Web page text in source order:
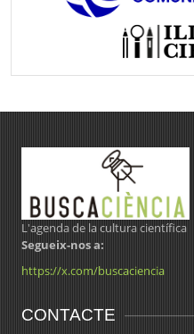
L'agenda de la cultura científica
Segueix-nos a:
https://x.com/buscaciencia
CONTACTE